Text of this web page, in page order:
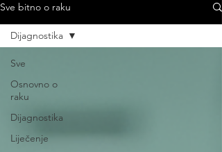
Sve bitno o raku
Sve
Osnovno o
raku
Dijagnostika
Liječenje
Dijagnostika